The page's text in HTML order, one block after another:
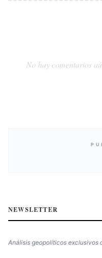
No hay comentarios
NEWSLETTER
Análisis geopolíticos exclusivos